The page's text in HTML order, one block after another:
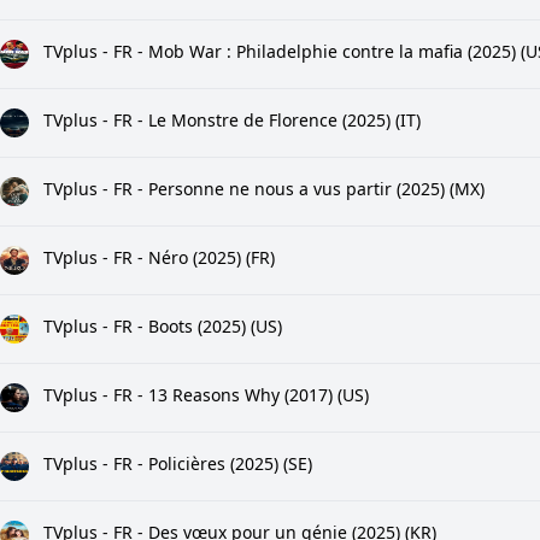
TVplus - FR - Mob War : Philadelphie contre la mafia (2025)
TVplus - FR - Le Monstre de Florence (2025) (IT)
TVplus - FR - Personne ne nous a vus partir (2025) (MX)
TVplus - FR - Néro (2025) (FR)
TVplus - FR - Boots (2025) (US)
TVplus - FR - 13 Reasons Why (2017) (US)
TVplus - FR - Policières (2025) (SE)
TVplus - FR - Des vœux pour un génie (2025) (KR)